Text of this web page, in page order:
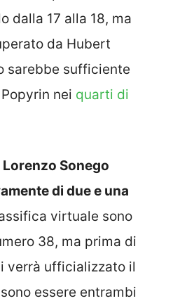
dalla 17 alla 18, ma
da Hubert
sarebbe sufficiente
nei quarti di
Sonego
di due e una
virtuale sono
38, ma prima di
verrà ufficializzato il
essere entrambi